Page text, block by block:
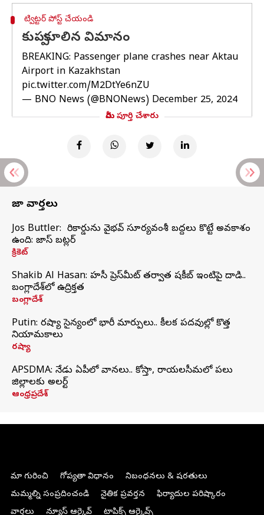
ట్విట్టర్ పోస్ట్ చేయండి
కుప్పకూలిన విమానం
BREAKING: Passenger plane crashes near Aktau
Airport in Kazakhstan
pic.twitter.com/M2DtYe6nZU
— BNO News (@BNONews) December 25, 2024
మీరు పూర్తి చేశారు
తాజా వార్తలు
Jos Buttler: నా రికార్డును వైభవ్ సూర్యవంశీ బద్దలు కొట్టే అవకాశం
ఉంది: జాస్ బట్లర్
క్రికెట్
Shakib Al Hasan: హసీనా ప్రెస్‌మీట్‌ తర్వాత షకీబ్‌ ఇంటిపై దాడి..
బంగ్లాదేశ్‌లో ఉద్రిక్తత
బంగ్లాదేశ్
Putin: రష్యా సైన్యంలో భారీ మార్పులు.. కీలక పదవుల్లో కొత్త
నియామకాలు
రష్యా
APSDMA: నేడు ఏపీలో వానలు.. కోస్తా, రాయలసీమలో పలు
జిల్లాలకు అలర్ట్
ఆంధ్రప్రదేశ్
మా గురించి గోప్యతా విధానం
నిబంధనలు & షరతులు
మమ్మల్ని సంప్రదించండి
నైతిక ప్రవర్తన
ఫిర్యాదుల పరిష్కారం
వార్తలు
న్యూస్ ఆర్కైవ్ టాపిక్స్ ఆర్కైవ్స్